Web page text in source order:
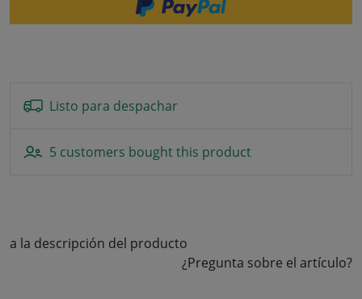
Listo para despachar
5 customers bought this product
a la descripción del producto
¿Pregunta sobre el artículo?